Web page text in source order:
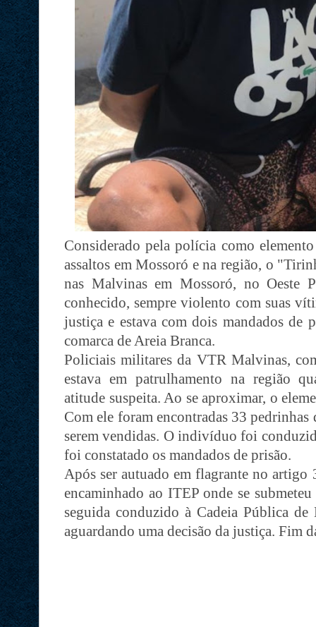
Considerado pela polícia como
assaltos em Mossoró e na região, o
nas Malvinas em Mossoró, no Oeste
conhecido, sempre violento com suas
justiça e estava com dois mandados de
comarca de Areia Branca.
Policiais militares da VTR Malvinas,
estava em patrulhamento na região
atitude suspeita. Ao se aproximar, o
Com ele foram encontradas 33 pedrinhas
serem vendidas. O indivíduo foi
foi constatado os mandados de prisão.
Após ser autuado em flagrante no
encaminhado ao ITEP onde se
seguida conduzido à Cadeia Pública
aguardando uma decisão da justiça. Fim